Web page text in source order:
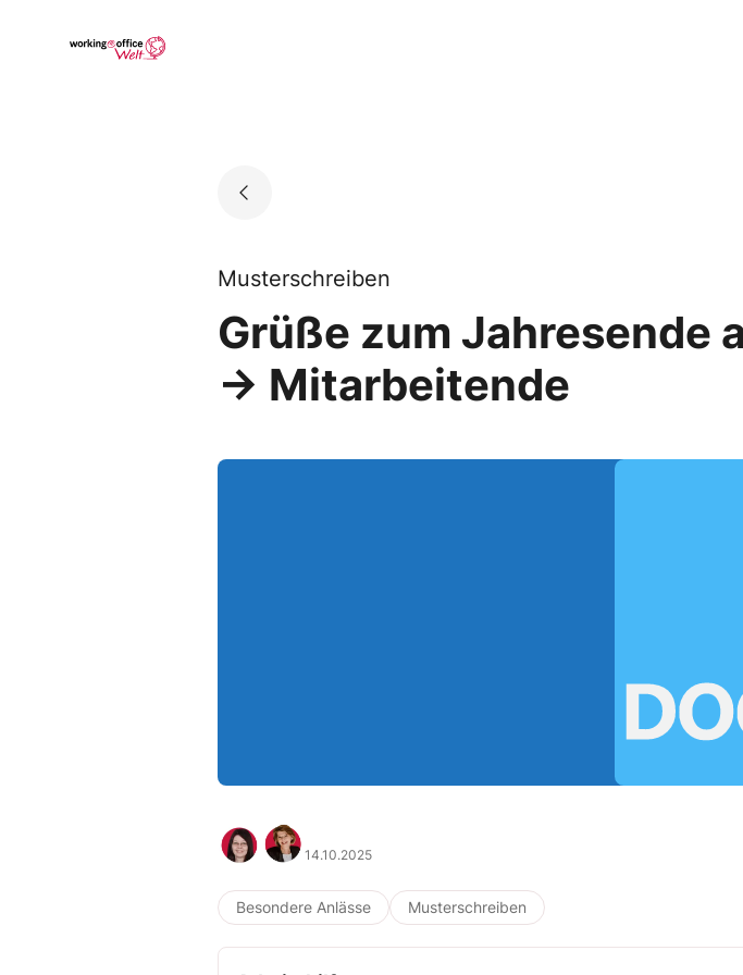
Go to landing page.
Musterschreiben
Grüße zum Jahresende
→ Mitarbeitende
14.10.2025
Besondere Anlässe Musterschreiben